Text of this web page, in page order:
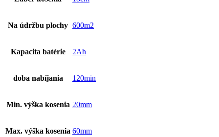
Na údržbu plochy 600m2
Kapacita batérie 2Ah
doba nabíjania 120min
Min. výška kosenia 20mm
Max. výška kosenia 60mm